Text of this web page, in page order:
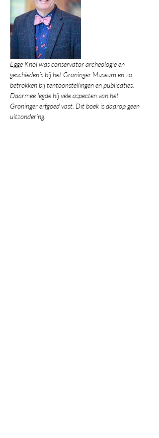
Egge Knol was conservator archeologie en
geschiedenis bij het Groninger Museum en zo
betrokken bij tentoonstellingen en publicaties.
Daarmee legde hij vele aspecten van het
Groninger erfgoed vast. Dit boek is daarop geen
uitzondering.